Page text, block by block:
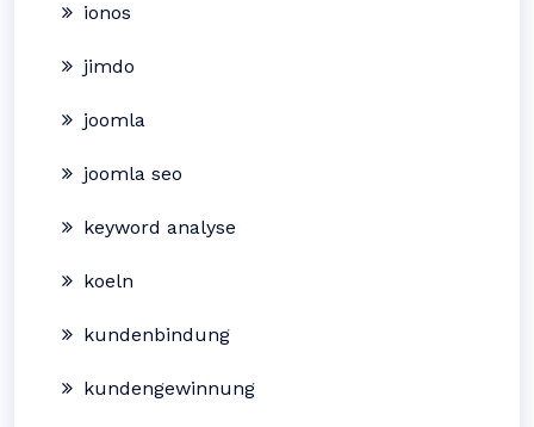
ionos
jimdo
joomla
joomla seo
keyword analyse
koeln
kundenbindung
kundengewinnung